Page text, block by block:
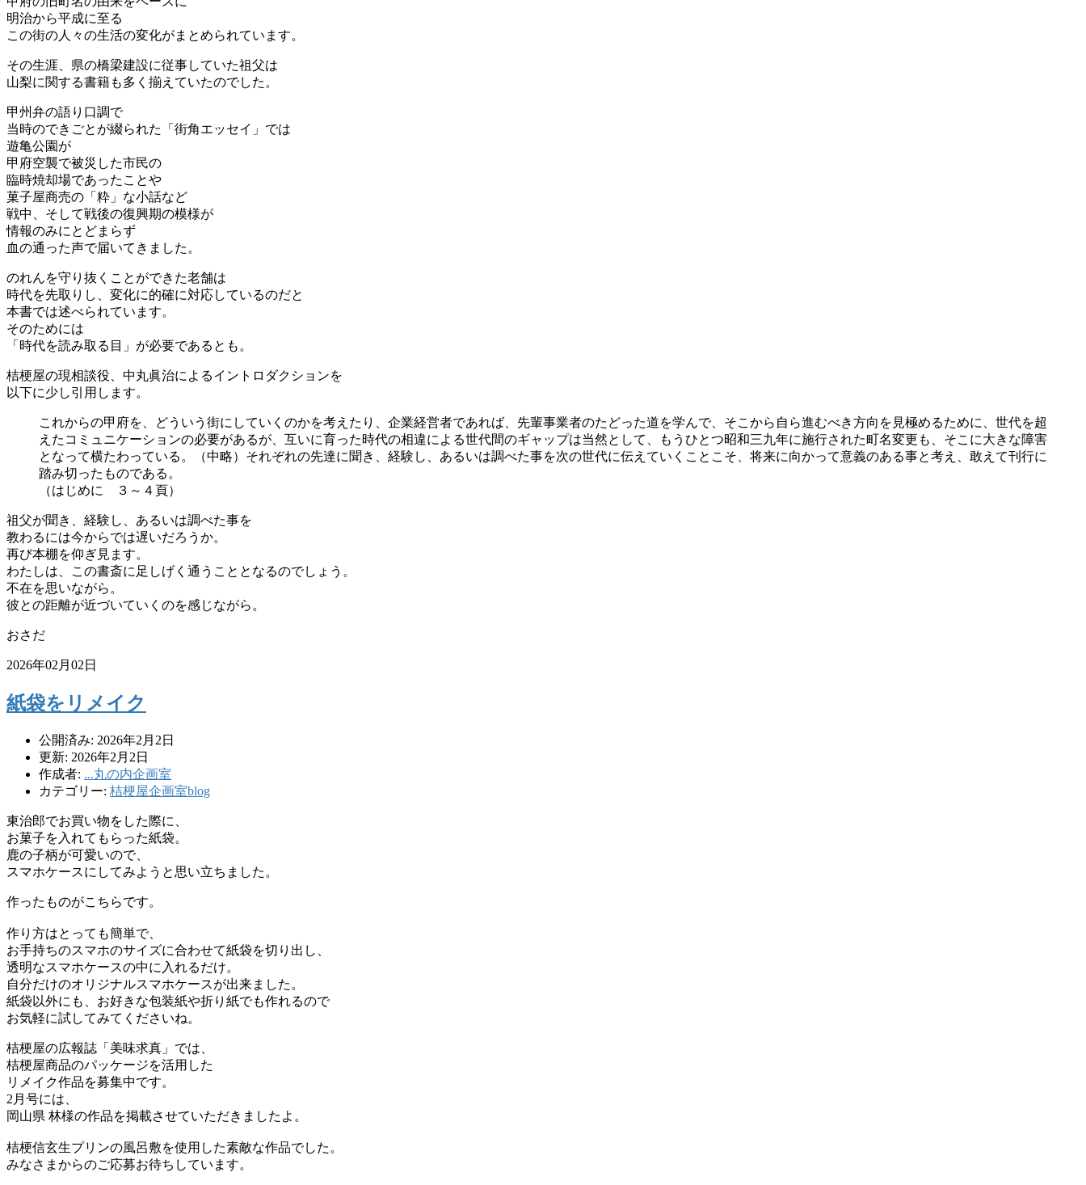
明治から平成に至る
この街の人々の生活の変化がまとめられています。
その生涯、県の橋梁建設に従事していた祖父は
山梨に関する書籍も多く揃えていたのでした。
甲州弁の語り口調で
当時のできごとが綴られた「街角エッセイ」では
遊亀公園が
甲府空襲で被災した市民の
臨時焼却場であったことや
菓子屋商売の「粋」な小話など
戦中、そして戦後の復興期の模様が
情報のみにとどまらず
血の通った声で届いてきました。
のれんを守り抜くことができた老舗は
時代を先取りし、変化に的確に対応しているのだと
本書では述べられています。
そのためには
「時代を読み取る目」が必要であるとも。
桔梗屋の現相談役、中丸眞治によるイントロダクションを
以下に少し引用します。
これからの甲府を、どういう街にしていくのかを考えたり、企業経営者であれば、先輩事業者のたどった道を学んで、そこから自ら進むべき方向を見極めるために、世代を超
えたコミュニケーションの必要があるが、互いに育った時代の相違による世代間のギャップは当然として、もうひとつ昭和三九年に施行された町名変更も、そこに大きな障害
となって横たわっている。（中略）それぞれの先達に聞き、経験し、あるいは調べた事を次の世代に伝えていくことこそ、将来に向かって意義のある事と考え、敢えて刊行に
踏み切ったものである。
（はじめに ３～４頁）
祖父が聞き、経験し、あるいは調べた事を
教わるには今からでは遅いだろうか。
再び本棚を仰ぎ見ます。
わたしは、この書斎に足しげく通うこととなるのでしょう。
不在を思いながら。
彼との距離が近づいていくのを感じながら。
おさだ
2026年02月02日
紙袋をリメイク
公開済み: 2026年2月2日
更新: 2026年2月2日
作成者: ...丸の内企画室
カテゴリー: 桔梗屋企画室blog
東治郎でお買い物をした際に、
お菓子を入れてもらった紙袋。
鹿の子柄が可愛いので、
スマホケースにしてみようと思い立ちました。
作ったものがこちらです。
作り方はとっても簡単で、
お手持ちのスマホのサイズに合わせて紙袋を切り出し、
透明なスマホケースの中に入れるだけ。
自分だけのオリジナルスマホケースが出来ました。
紙袋以外にも、お好きな包装紙や折り紙でも作れるので
お気軽に試してみてくださいね。
桔梗屋の広報誌「美味求真」では、
桔梗屋商品のパッケージを活用した
リメイク作品を募集中です。
2月号には、
岡山県 林様の作品を掲載させていただきましたよ。
桔梗信玄生プリンの風呂敷を使用した素敵な作品でした。
みなさまからのご応募お待ちしています。